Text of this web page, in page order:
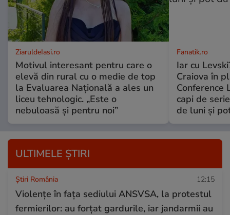
ZiaruldeIasi.ro
Motivul interesant pentru care o
elevă din rural cu o medie de top
la Evaluarea Națională a ales un
liceu tehnologic. „Este o
nebuloasă și pentru noi”
Fanatik.ro
Iar cu
Craiova în
Conference
capi de
de luni şi
ULTIMELE ȘTIRI
Știri România 12:15
Violențe în fața sediului ANSVSA, la protestul
fermierilor: au forțat gardurile, iar jandarmii au